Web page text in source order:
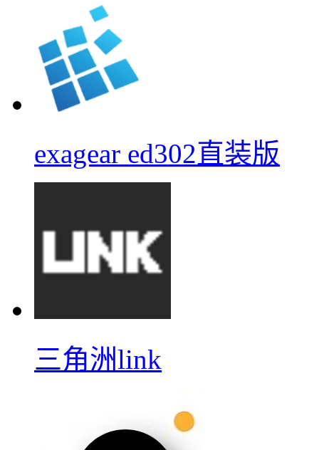
exagear ed302直装版
三角洲link